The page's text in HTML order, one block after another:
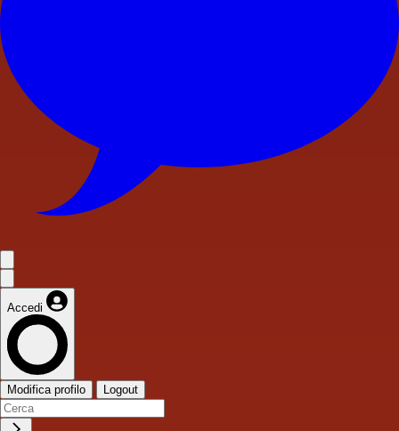
Accedi
Modifica profilo Logout